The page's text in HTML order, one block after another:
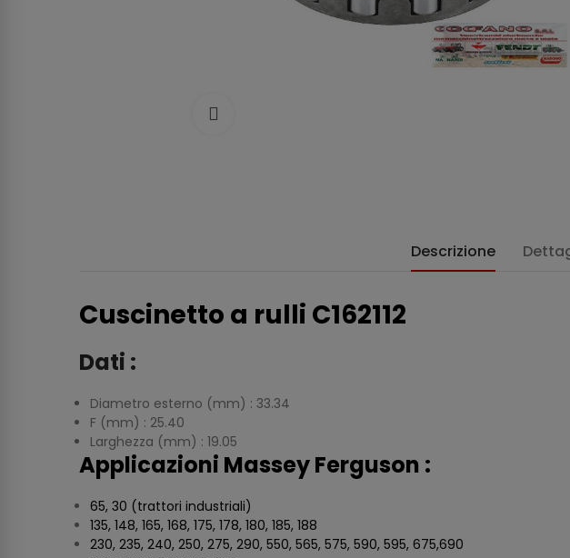
Descrizione
Cuscinetto a rulli C162112
Dati :
Diametro esterno (mm) : 33.34
F (mm) : 25.40
Larghezza (mm) : 19.05
Applicazioni Massey Ferguson :
65, 30 (trattori industriali)
135, 148, 165, 168, 175, 178, 180, 185, 188
230, 235, 240, 250, 275, 290, 550, 565, 575, 590, 595, 675,690